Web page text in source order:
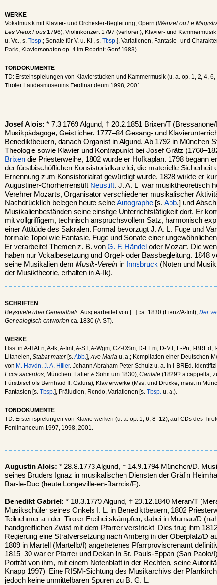
WERKE
Vokalmusik mit Klavier- und Orchester-Begleitung, Opern (Wenzel ou Le
Les Vieux Fous 1796), Violinkonzert 1797 (verloren), Klavier- und
u. Vc., s. Tbsp.; Sonate für V. u. Kl., s. Tbsp.], Variationen, Fantasie- und
Paris, Klaviersonaten op. 4 im Reprint: Genf 1983).
TONDOKUMENTE
TD: Ersteinspielungen von Klavierstücken und Kammermusik (u. a. op. 1, 2, 4, 6,
Tiroler Landesmuseums Ferdinandeum 1998, 2001.
Josef Alois: * 7.3.1769 Algund, † 20.2.1851 Brixen/T
Musikpädagoge, Geistlicher. 1777–84 Gesang- und
Benediktbeuern, danach Organist in Algund. Ab 1792 in München
Theologie sowie Klavier und Kontrapunkt bei Josef Grätz
Brixen die Priesterweihe, 1802 wurde er Hofkaplan. 1798 begann
der fürstbischöflichen Konsistorialkanzlei, die materielle Sicherheit
Ernennung zum Konsistorialrat gewürdigt wurde. 1828 wirkte er
Augustiner-Chorherrenstift Neustift. J. A. L. war musiktheoretisch
Verehrer Mozarts, Organisator verschiedener musikalischer
Nachdrücklich belegen heute seineAutographe [s. Abb.] und
Musikalienbeständen seine einstige Unterrichtstätigkeit dort. Er
mit vollgriffigem, technisch anspruchsvollem Satz, harmonisch
einer Attitüde des Sakralen. Formal bevorzugt J. A. L. Fuge und
formale Topoi wie Fantasie, Fuge und Sonate einer
Er verarbeitet Themen z. B. von G. F. Händel oder Mozart. Die
haben nur Vokalbesetzung und Orgel- oder Bassbegleitung. 1848
seine Musikalien dem Musik-Verein in Innsbruck (Noten und
der Musiktheorie, erhalten in A-Ik).
SCHRIFTEN
Beyspiele über Generalbaß. Ausgearbeitet von [...] ca. 1830 (Lienz/A-Imf); Der
Genealogisch entworfen ca. 1830 (A-ST).
WERKE
Hss. in A-HALn, A-Ik, A-Imf, A-ST, A-Wgm, CZ-OSm, D-LEm, D-MT, F-Pn, I-
Litaneien, Stabat mater[s.Abb.],Ave Maria u. a.; Kompilation einer Deutschen
von M. Haydn, J. A. Hiller, Johann Abraham Peter Schulz u. a. in I-BREd,
Ecce sacerdos, München: Falter & Sohn um 1830); Cantate (1829? a cappella,
Fürstbischofs Bernhard II. Galura); Klavierwerke (Mss. und Drucke, meist in
Fantasien [s. Tbsp.], Präludien, Rondo, Variationen [s. Tbsp. u. a.).
TONDOKUMENTE
TD: Ersteinspielungen von Klavierwerken (u. a. op. 1, 6, 8–12), auf CDs des
Ferdinandeum 1997, 1998, 2001.
Augustin Alois: * 28.8.1773 Algund, † 14.9.1794 München/D.
seines Bruders Ignaz in musikalischen Diensten der Gräfin
Bar-le-Duc (heute Longeville-en-Barrois/F).
Benedikt Gabriel: * 18.3.1779 Algund, † 29.12.1840 Meran/T
Musikschüler seines Onkels I. L. in Benediktbeuern, 1802
Teilnehmer an den Tiroler Freiheitskämpfen, dabei in Murnau/D
handgreiflichen Zwist mit dem Pfarrer verstrickt. Dies trug ihm
Regierung eine Strafversetzung nach Amberg in der Oberpfalz/D
1809 in Martell (Martello/I) angetretenes Pfarrprovisorenamt
1815–30 war er Pfarrer und Dekan in St. Pauls-Eppan (San Paolo/
Porträt von ihm, mit einem Notenblatt in der Rechten, seine
Knapp 1997). Eine RISM-Sichtung des Musikarchivs der
jedoch keine unmittelbaren Spuren zu B. G. L.